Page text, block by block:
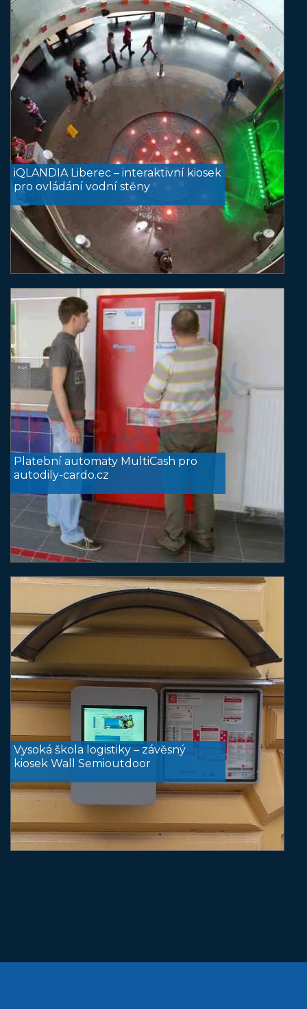
iQLANDIA Liberec – interaktivní kiosek
pro ovládání vodní stěny
Platební automaty MultiCash pro
autodily-cardo.cz
Vysoká škola logistiky – závěsný
kiosek Wall Semioutdoor